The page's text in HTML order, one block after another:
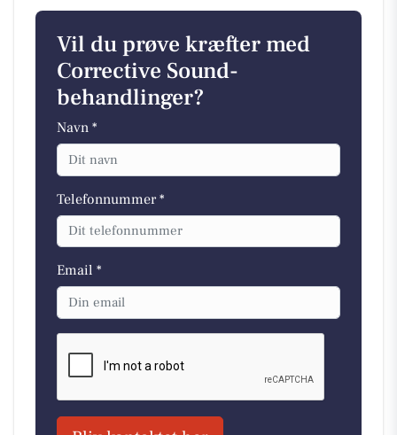
Vil du prøve kræfter med
Corrective Sound-
behandlinger?
Navn *
Telefonnummer *
Email *